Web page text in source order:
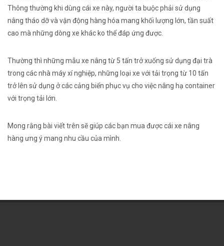
Thông thường khi dùng cái xe này, người ta buộc phải sử dụng
nâng tháo dỡvà vận động hàng hóa mang khối lượng lớn, tần suất
cao mà những dòng xe khác ko thể đáp ứng được.
Thường thì những mẫu xe nâng từ 5 tấn trở xuống sử dụng đại trà
trong cácnhà máy xí nghiệp, những loại xe với tải trọng từ 10 tấn
trở lên sử dụng ởcáccảng biển phục vụ cho việc nâng hạ container
với trọng tải lớn.
Mong rằng bài viết trên sẽ giúp các bạn mua đượccái xe nâng
hàng ưng ýmang nhu cầu của mình.